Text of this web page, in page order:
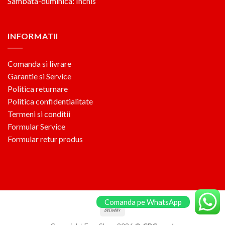
INFORMATII
Comanda si livrare
Garantie si Service
Politica returnare
Politica confidentialitate
Termeni si conditii
Formular Service
Formular retur produs
Comanda pe WhatsApp